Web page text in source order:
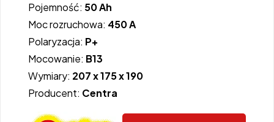
Pojemność: 50 Ah
Moc rozruchowa: 450 A
Polaryzacja: P+
Mocowanie: B13
Wymiary: 207 x 175 x 190
Producent: Centra